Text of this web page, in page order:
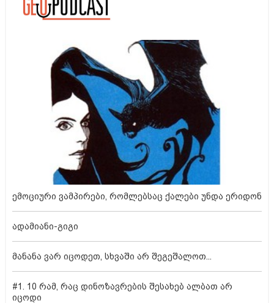
ემოციური ვამპირები, რომლებსაც ქალები უნდა ერიდონ
ადამიანი-გიგი
მანანა ვარ იცოდეთ, სხვაში არ შეგეშალოთ...
#1. 10 რამ, რაც დინოზავრების შესახებ ალბათ არ
იცოდი